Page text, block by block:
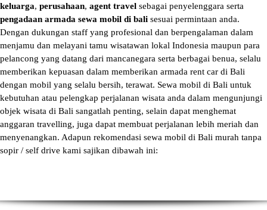
keluarga, perusahaan, agent travel sebagai penyelenggara serta
pengadaan armada sewa mobil di bali sesuai permintaan anda.
Dengan dukungan staff yang profesional dan berpengalaman dalam
menjamu dan melayani tamu wisatawan lokal Indonesia maupun para
pelancong yang datang dari mancanegara serta berbagai benua, selalu
memberikan kepuasan dalam memberikan armada rent car di Bali
dengan mobil yang selalu bersih, terawat. Sewa mobil di Bali untuk
kebutuhan atau pelengkap perjalanan wisata anda dalam mengunjungi
objek wisata di Bali sangatlah penting, selain dapat menghemat
anggaran travelling, juga dapat membuat perjalanan lebih meriah dan
menyenangkan. Adapun rekomendasi sewa mobil di Bali murah tanpa
sopir / self drive kami sajikan dibawah ini: